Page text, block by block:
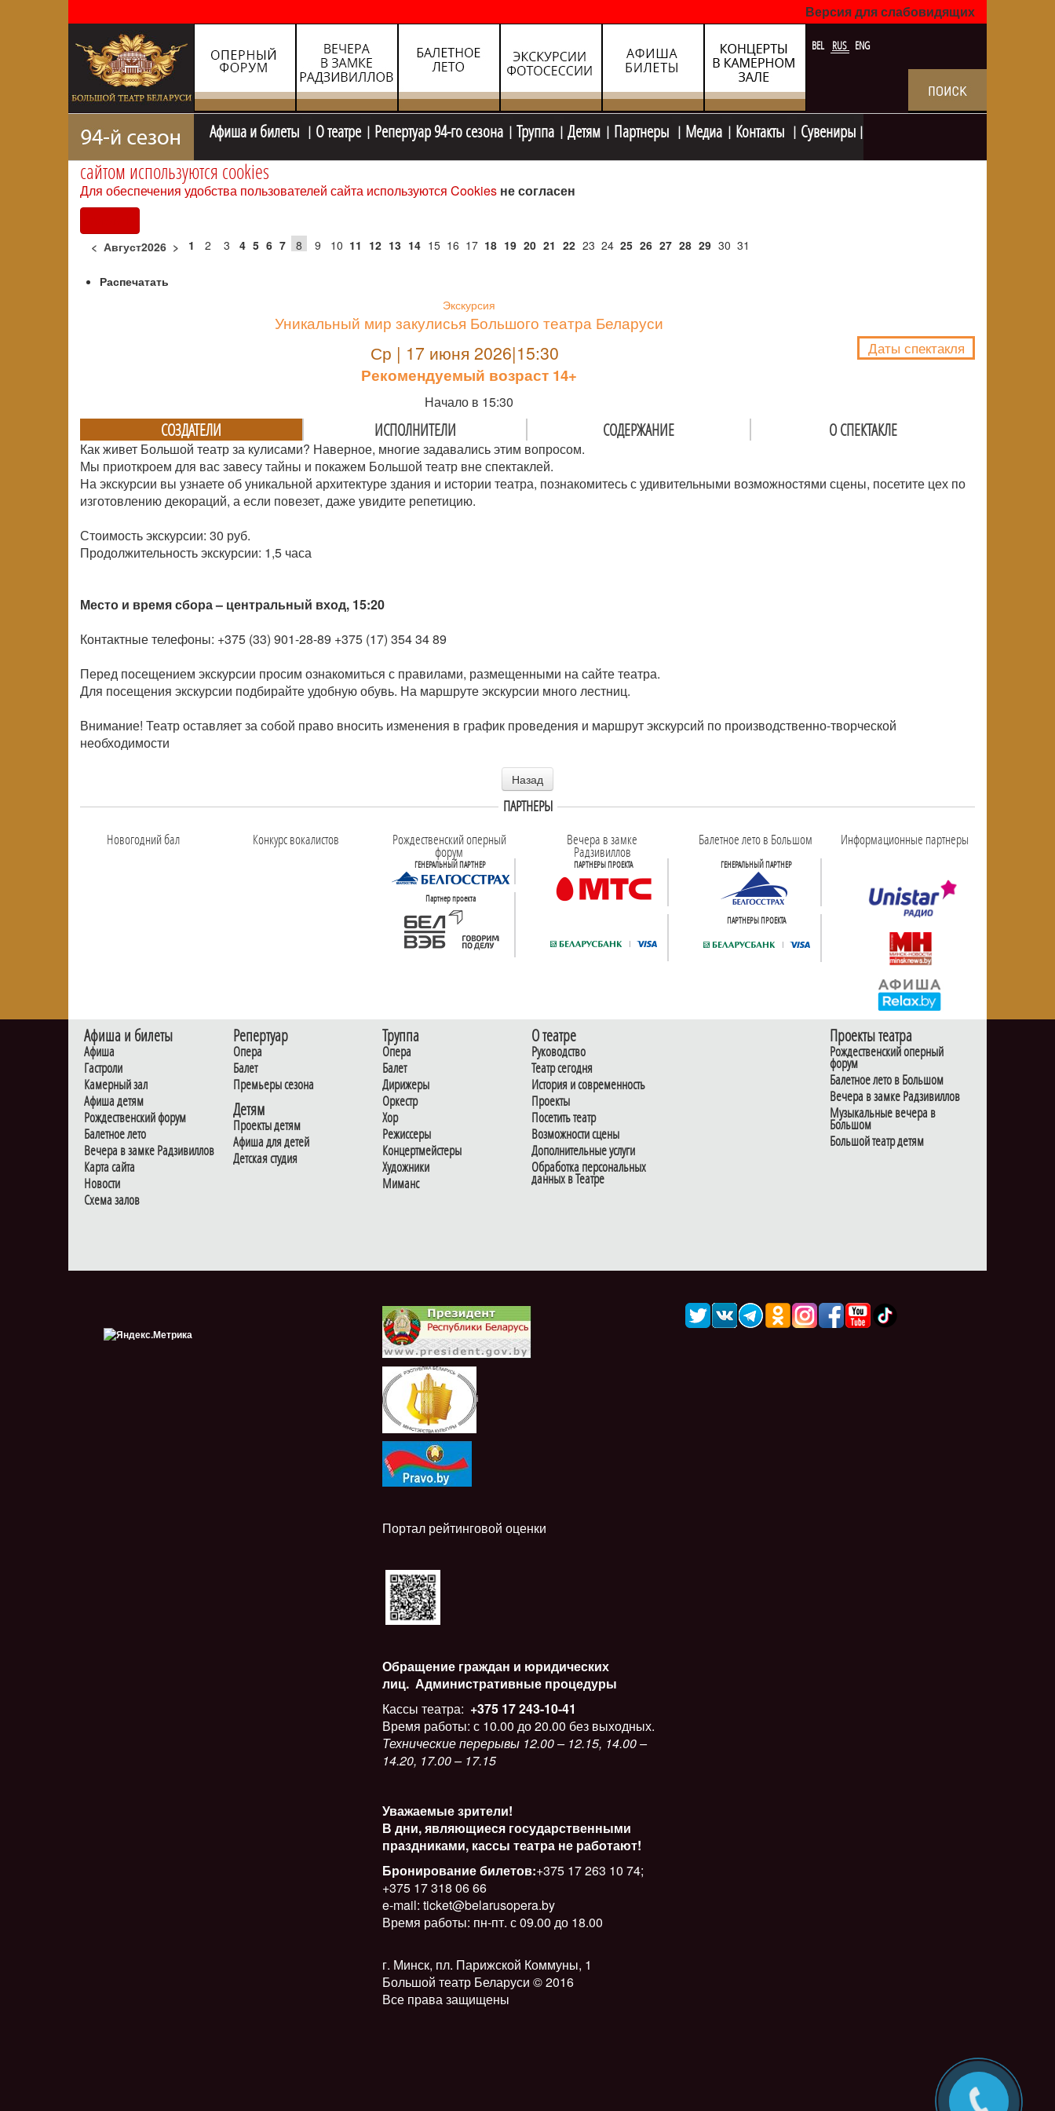
Версия для слабовидящих
BEL RUS ENG
Афиша и билеты О театре Репертуар 94-го сезона Труппа Детям Партнеры Медиа Контакты Сувениры
сайтом используются cookies
Для обеспечения удобства пользователей сайта используются Cookies не согласен
< Август2026 > 1 2 3 4 5 6 7 8 9 10 11 12 13 14 15 16 17 18 19 20 21 22 23 24 25 26 27 28 29 30 31
Распечатать
Экскурсия
Уникальный мир закулисья Большого театра Беларуси
Ср | 17 июня 2026|15:30
Рекомендуемый возраст 14+
Начало в 15:30
Даты спектакля
СОЗДАТЕЛИ ИСПОЛНИТЕЛИ СОДЕРЖАНИЕ О СПЕКТАКЛЕ
Как живет Большой театр за кулисами? Наверное, многие задавались этим вопросом.
Мы приоткроем для вас завесу тайны и покажем Большой театр вне спектаклей.
На экскурсии вы узнаете об уникальной архитектуре здания и истории театра, познакомитесь с удивительными возможностями сцены, посетите цех по
изготовлению декораций, а если повезет, даже увидите репетицию.
Стоимость экскурсии: 30 руб.
Продолжительность экскурсии: 1,5 часа
Место и время сбора – центральный вход, 15:20
Контактные телефоны: +375 (33) 901-28-89 +375 (17) 354 34 89
Перед посещением экскурсии просим ознакомиться с правилами, размещенными на сайте театра.
Для посещения экскурсии подбирайте удобную обувь. На маршруте экскурсии много лестниц.
Внимание! Театр оставляет за собой право вносить изменения в график проведения и маршрут экскурсий по производственно-творческой
необходимости
Назад
ПАРТНЕРЫ
Новогодний бал
Конкурс вокалистов Рождественский оперный
форум
ГЕНЕРАЛЬНЫЙ ПАРТНЕР
Партнер проекта
Вечера в замке
Радзивиллов
ПАРТНЕРЫ ПРОЕКТА
Балетное лето в Большом
ГЕНЕРАЛЬНЫЙ ПАРТНЕР
ПАРТНЕРЫ ПРОЕКТА
Информационные партнеры
Афиша и билеты
Афиша
Гастроли
Камерный зал
Афиша детям
Рождественский форум
Балетное лето
Вечера в замке Радзивиллов
Карта сайта
Новости
Схема залов
Репертуар
Опера
Балет
Премьеры сезона
Детям
Проекты детям
Афиша для детей
Детская студия
Труппа
Опера
Балет
Дирижеры
Оркестр
Хор
Режиссеры
Концертмейстеры
Художники
Миманс
О театре
Руководство
Театр сегодня
История и современность
Проекты
Посетить театр
Возможности сцены
Дополнительные услуги
Обработка персональных
данных в Театре
Проекты театра
Рождественский оперный
форум
Балетное лето в Большом
Вечера в замке Радзивиллов
Музыкальные вечера в
Большом
Большой театр детям
i
Портал рейтинговой оценки
Обращение граждан и юридических
лиц. Административные процедуры
Кассы театра: +375 17 243-10-41
Время работы: с 10.00 до 20.00 без выходных.
Технические перерывы 12.00 – 12.15, 14.00 –
14.20, 17.00 – 17.15
Уважаемые зрители!
В дни, являющиеся государственными
праздниками, кассы театра не работают!
Бронирование билетов:+375 17 263 10 74;
+375 17 318 06 66
e-mail: ticket@belarusopera.by
Время работы: пн-пт. с 09.00 до 18.00
г. Минск, пл. Парижской Коммуны, 1
Большой театр Беларуси © 2016
Все права защищены